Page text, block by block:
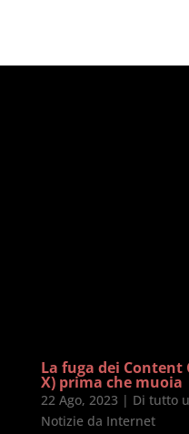
La fuga dei
X) prima che muoia
22 Ago, 2023 | Di tutto
Notizie da Internet